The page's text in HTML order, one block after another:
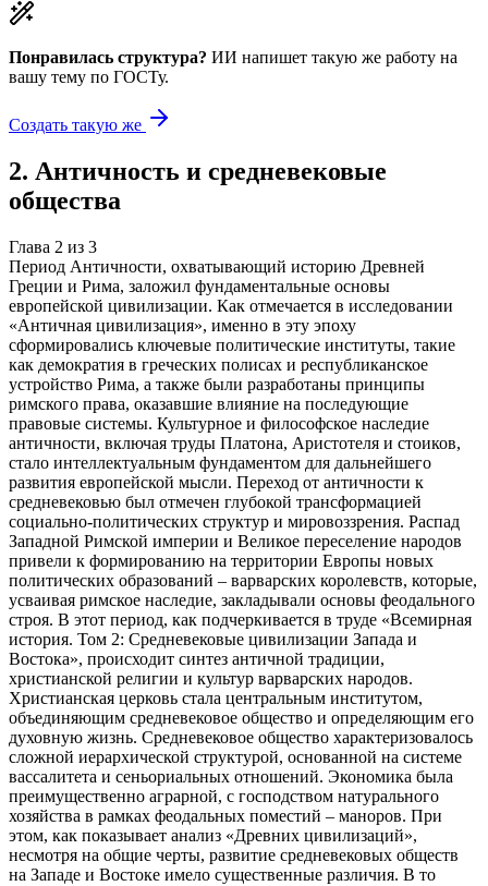
Понравилась структура? ИИ напишет такую же работу на
вашу тему по ГОСТу.
Создать такую же
2. Античность и средневековые
общества
Глава 2 из 3
Период Античности, охватывающий историю Древней
Греции и Рима, заложил фундаментальные основы
европейской цивилизации. Как отмечается в исследовании
«Античная цивилизация», именно в эту эпоху
сформировались ключевые политические институты, такие
как демократия в греческих полисах и республиканское
устройство Рима, а также были разработаны принципы
римского права, оказавшие влияние на последующие
правовые системы. Культурное и философское наследие
античности, включая труды Платона, Аристотеля и стоиков,
стало интеллектуальным фундаментом для дальнейшего
развития европейской мысли. Переход от античности к
средневековью был отмечен глубокой трансформацией
социально-политических структур и мировоззрения. Распад
Западной Римской империи и Великое переселение народов
привели к формированию на территории Европы новых
политических образований – варварских королевств, которые,
усваивая римское наследие, закладывали основы феодального
строя. В этот период, как подчеркивается в труде «Всемирная
история. Том 2: Средневековые цивилизации Запада и
Востока», происходит синтез античной традиции,
христианской религии и культур варварских народов.
Христианская церковь стала центральным институтом,
объединяющим средневековое общество и определяющим его
духовную жизнь. Средневековое общество характеризовалось
сложной иерархической структурой, основанной на системе
вассалитета и сеньориальных отношений. Экономика была
преимущественно аграрной, с господством натурального
хозяйства в рамках феодальных поместий – маноров. При
этом, как показывает анализ «Древних цивилизаций»,
несмотря на общие черты, развитие средневековых обществ
на Западе и Востоке имело существенные различия. В то